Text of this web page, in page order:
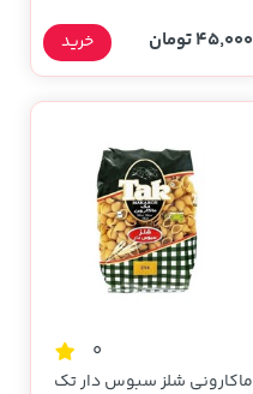
45,000 تومان خرید
0
ماکارونی شلز سبوس دار تک